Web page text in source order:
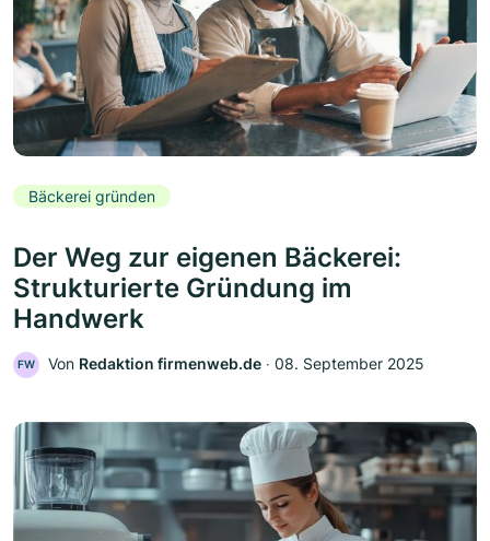
Bäckerei gründen
Der Weg zur eigenen Bäckerei:
Strukturierte Gründung im
Handwerk
FW Von Redaktion firmenweb.de ‧ 08. September 2025